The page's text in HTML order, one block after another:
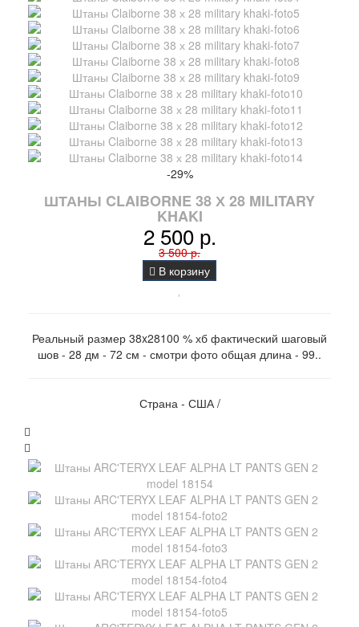
-29%
ШТАНЫ CLAIBORNE 38 Х 28 MILITARY
KHAKI
2 500 р.
3 500 р.
В корзину
Реальный размер 38x28100 % хб фактический шаговый
шов - 28 дм - 72 см - смотри фото общая длина - 99..
Страна - США /